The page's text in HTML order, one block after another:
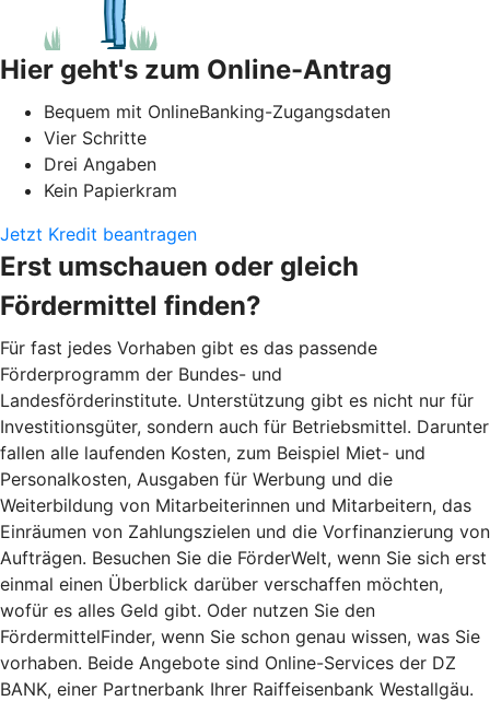
Hier geht's zum Online-Antrag
Bequem mit OnlineBanking-Zugangsdaten
Vier Schritte
Drei Angaben
Kein Papierkram
Jetzt Kredit beantragen
Erst umschauen oder gleich
Fördermittel finden?
Für fast jedes Vorhaben gibt es das passende
Förderprogramm der Bundes- und
Landesförderinstitute. Unterstützung gibt es nicht nur für
Investitionsgüter, sondern auch für Betriebsmittel. Darunter
fallen alle laufenden Kosten, zum Beispiel Miet- und
Personalkosten, Ausgaben für Werbung und die
Weiterbildung von Mitarbeiterinnen und Mitarbeitern, das
Einräumen von Zahlungszielen und die Vorfinanzierung von
Aufträgen. Besuchen Sie die FörderWelt, wenn Sie sich erst
einmal einen Überblick darüber verschaffen möchten,
wofür es alles Geld gibt. Oder nutzen Sie den
FördermittelFinder, wenn Sie schon genau wissen, was Sie
vorhaben. Beide Angebote sind Online-Services der DZ
BANK, einer Partnerbank Ihrer Raiffeisenbank Westallgäu.